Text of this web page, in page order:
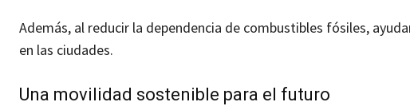
Además, al reducir la dependencia de combustibles fósiles,
en las ciudades.
Una movilidad sostenible para el futuro